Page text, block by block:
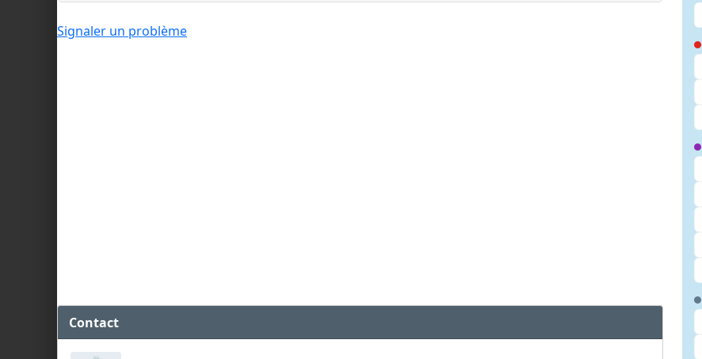
Signaler un problème
Contact